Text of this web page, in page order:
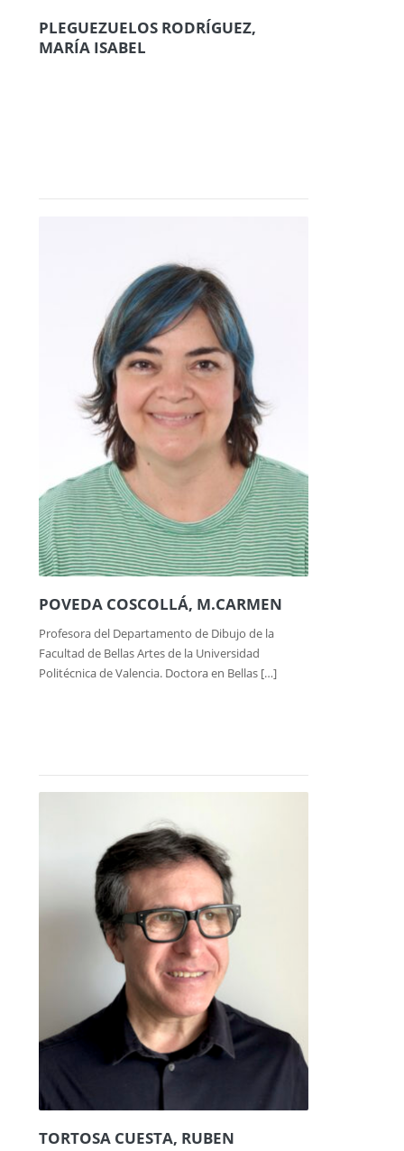
PLEGUEZUELOS RODRÍGUEZ,
MARÍA ISABEL
POVEDA COSCOLLÁ, M.CARMEN
Profesora del Departamento de Dibujo de la
Facultad de Bellas Artes de la Universidad
Politécnica de Valencia. Doctora en Bellas […]
TORTOSA CUESTA, RUBEN